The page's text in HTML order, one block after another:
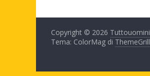
Copyright © 2026 Tuttouomini
Tema: ColorMag di ThemeGrill